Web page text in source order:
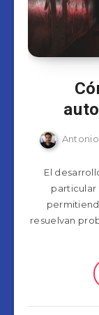
El
particular
resuelvan